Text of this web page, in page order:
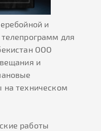
и
для
ООО
и
на техническом
работы